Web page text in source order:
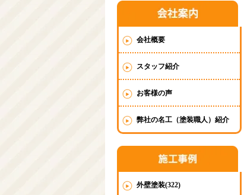
会社概要
スタッフ紹介
お客様の声
弊社の名工（塗装職人）紹介
外壁塗装(322)